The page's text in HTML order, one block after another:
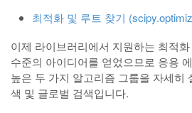
최적화 및 루트 찾기
이제 라이브러리에서 지원하는 최적
수준의 아이디어를 얻었으므로 응용
높은 두 가지 알고리즘 그룹을 자세히
색 및 글로벌 검색입니다.